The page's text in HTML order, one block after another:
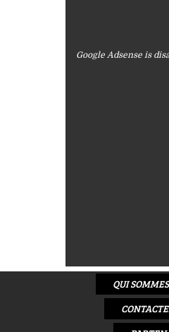
Google Adsense is
QUI